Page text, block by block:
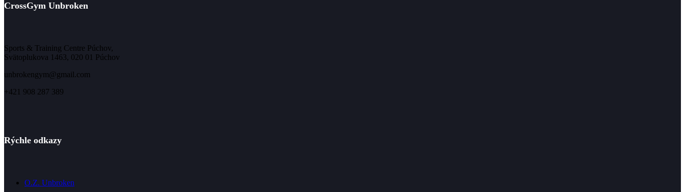
CrossGym Unbroken
Sports & Training Centre Púchov,
Svätoplukova 1463, 020 01 Púchov
unbrokengym@gmail.com
+421 908 287 389
Rýchle odkazy
O.Z. Unbroken